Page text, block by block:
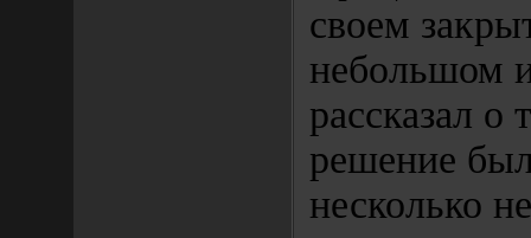
своем
небольшом
рассказал о
решение
несколько